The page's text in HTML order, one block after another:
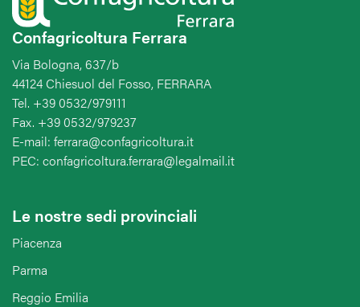
Confagricoltura Ferrara
Via Bologna, 637/b
44124 Chiesuol del Fosso, FERRARA
Tel. +39 0532/979111
Fax. +39 0532/979237
E-mail: ferrara@confagricoltura.it
PEC: confagricoltura.ferrara@legalmail.it
Le nostre sedi provinciali
Piacenza
Parma
Reggio Emilia